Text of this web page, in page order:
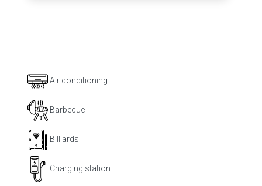
Air conditioning
Barbecue
Billiards
Charging station